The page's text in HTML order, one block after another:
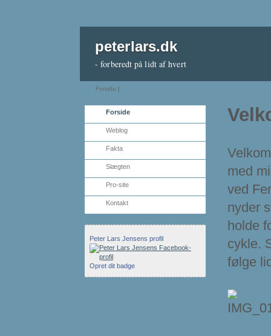
peterlars.dk
- forberedt på lidt af hvert
Forside |
Forside
Weblog
Fakta
Slægten
Pro-site
Kontakt
Peter Lars Jensens profil
Opret dit badge
med
ved
nyder
holde
cykle.
følge